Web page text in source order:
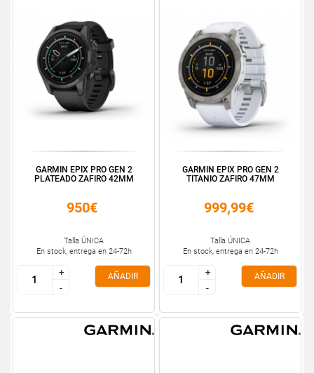
GARMIN EPIX PRO GEN 2
PLATEADO ZAFIRO 42MM
950€
Talla ÚNICA
En stock, entrega en 24-72h
+
-
+
-
AÑADIR
GARMIN EPIX PRO GEN 2
TITANIO ZAFIRO 47MM
999,99€
Talla ÚNICA
En stock, entrega en 24-72h
+
-
+
-
AÑADIR